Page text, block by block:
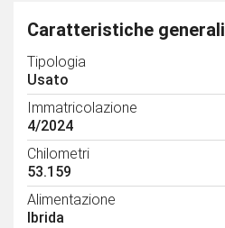
Caratteristiche generali
Tipologia
Usato
Immatricolazione
4/2024
Chilometri
53.159
Alimentazione
Ibrida